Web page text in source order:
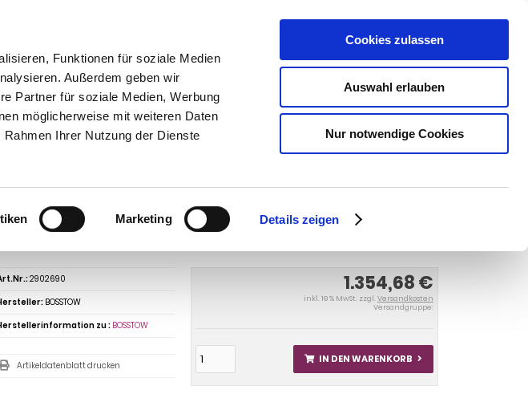
Funktionen für soziale Medien
Außerdem geben wir
Partner für soziale Medien, Werbung
möglicherweise mit weiteren Daten
Ihrer Nutzung der Dienste
Marketing Details zeigen
Cookies zulassen
Auswahl erlauben
Nur notwendige Cookies
SUCHEN
AHK-Finder Kasse Warenkorb 0 Artikel
Anhängerkupplung für Audi-80
80 Limousine B2, incl. Quattro, Baureihe
1.354,68 €
inkl. 19 % MwSt. zzgl. Versandkosten
Versandgruppe:
IN DEN WARENKORB
2902690
BOSSTOW
zu : BOSSTOW
Artikeldatenblatt drucken